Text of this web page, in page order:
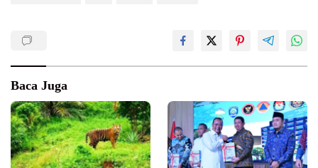
Baca Juga